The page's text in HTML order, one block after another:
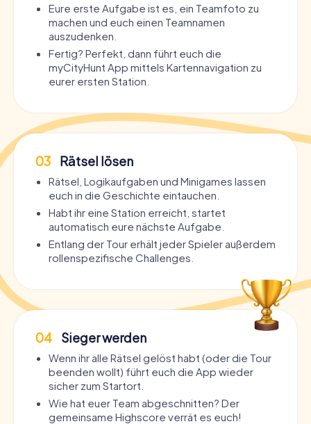
Eure erste Aufgabe ist es, ein Teamfoto zu
machen und euch einen Teamnamen
auszudenken.
Fertig? Perfekt, dann führt euch die
myCityHunt App mittels Kartennavigation zu
eurer ersten Station.
03 Rätsel lösen
Rätsel, Logikaufgaben und Minigames lassen
euch in die Geschichte eintauchen.
Habt ihr eine Station erreicht, startet
automatisch eure nächste Aufgabe.
Entlang der Tour erhält jeder Spieler außerdem
rollenspezifische Challenges.
04 Sieger werden
Wenn ihr alle Rätsel gelöst habt (oder die Tour
beenden wollt) führt euch die App wieder
sicher zum Startort.
Wie hat euer Team abgeschnitten? Der
gemeinsame Highscore verrät es euch!